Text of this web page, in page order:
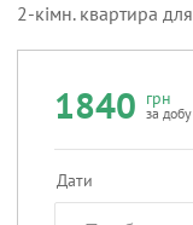
2-кімн. квартира
1840 грн
за добу
Дати